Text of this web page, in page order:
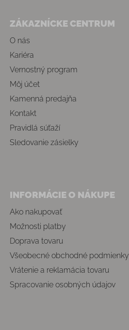
ZÁKAZNÍCKE CENTRUM
O nás
Kariéra
Vernostný program
Môj účet
Kamenná predajňa
Kontakt
Pravidlá súťaží
Sledovanie zásielky
INFORMÁCIE O NÁKUPE
Ako nakupovať
Možnosti platby
Doprava tovaru
Všeobecné obchodné podmienky
Vrátenie a reklamácia tovaru
Spracovanie osobných údajov